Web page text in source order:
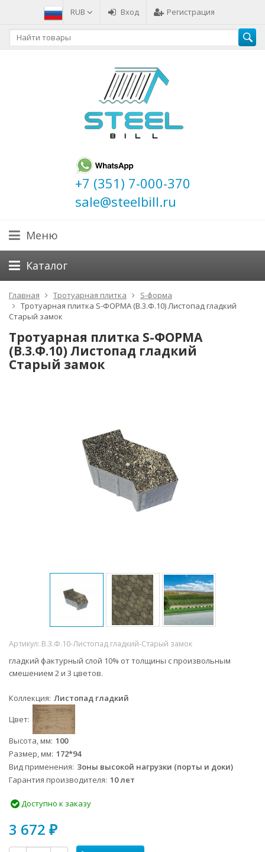
RUB Вход Регистрация
+7 (351) 7-000-370
sale@steelbill.ru
Меню
Каталог
Главная Тротуарная плитка
S-форма
Тротуарная плитка S-ФОРМА (В.3.Ф.10) Листопад гладкий
Старый замок
Тротуарная плитка S-ФОРМА
(В.3.Ф.10) Листопад гладкий
Старый замок
Артикул: В.3.Ф.10-Листопад гладкий-Старый замок
гладкий фактурный слой 10% от толщины с произвольным
смешением 2 и 3 цветов.
Коллекция Листопад гладкий
Цвет
Высота, мм 100
Размер, мм 172*94
Вид применения Зоны высокой нагрузки (порты и доки)
Гарантия производителя 10 лет
Доступно к заказу
3 672 ₽